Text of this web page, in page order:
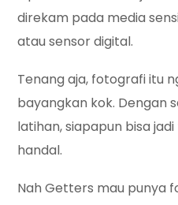
direkam pada media
atau sensor digital.
Tenang aja, fotografi itu
bayangkan kok. Dengan
latihan, siapapun bisa
handal.
Nah Getters mau punya